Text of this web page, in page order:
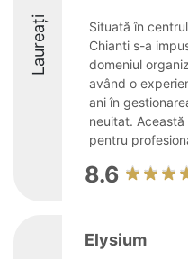
Laureați
Situată în
Chianti s-a
domeniul
având o
ani în
neuitat.
pentru
8.6
Elysium